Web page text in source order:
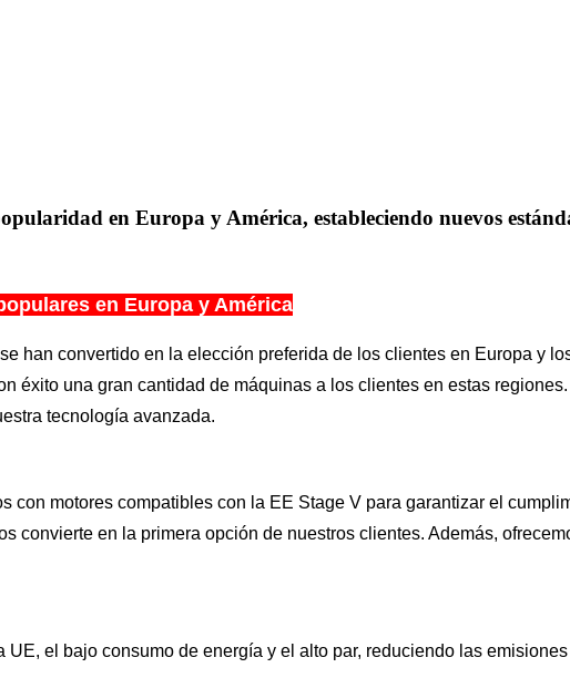
en Europa y América, estableciendo nuevos
en Europa y América
han convertido en la elección preferida de los clientes en Europa y
éxito una gran cantidad de máquinas a los clientes en estas
tecnología avanzada.
con motores compatibles con la EE Stage V para garantizar el
convierte en la primera opción de nuestros clientes. Además,
el bajo consumo de energía y el alto par, reduciendo las